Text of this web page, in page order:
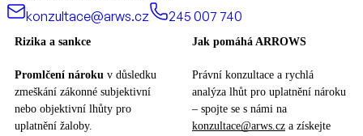
konzultace@arws.cz
245 007 740
Rizika a sankce Jak pomáhá ARROWS
Promlčení nároku v důsledku
zmeškání zákonné subjektivní
nebo objektivní lhůty pro
uplatnění žaloby.
Právní konzultace a rychlá
analýza lhůt pro uplatnění nároku
– spojte se s námi na
konzultace@arws.cz a získejte